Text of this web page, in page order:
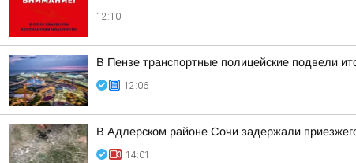
12:10
В Пензе транспортные полицейские подвели
12:06
В Адлерском районе Сочи задержали
14:01